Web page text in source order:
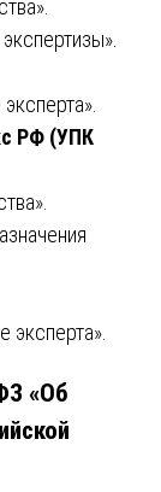
РФ (УПК
эксперта».
«Об